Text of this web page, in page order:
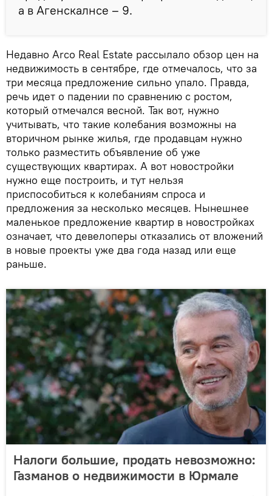
а в Агенскалнсе – 9.
Недавно Arco Real Estate рассылало обзор цен на
недвижимость в сентябре, где отмечалось, что за
три месяца предложение сильно упало. Правда,
речь идет о падении по сравнению с ростом,
который отмечался весной. Так вот, нужно
учитывать, что такие колебания возможны на
вторичном рынке жилья, где продавцам нужно
только разместить объявление об уже
существующих квартирах. А вот новостройки
нужно еще построить, и тут нельзя
приспособиться к колебаниям спроса и
предложения за несколько месяцев. Нынешнее
маленькое предложение квартир в новостройках
означает, что девелоперы отказались от вложений
в новые проекты уже два года назад или еще
раньше.
Налоги большие, продать невозможно:
Газманов о недвижимости в Юрмале